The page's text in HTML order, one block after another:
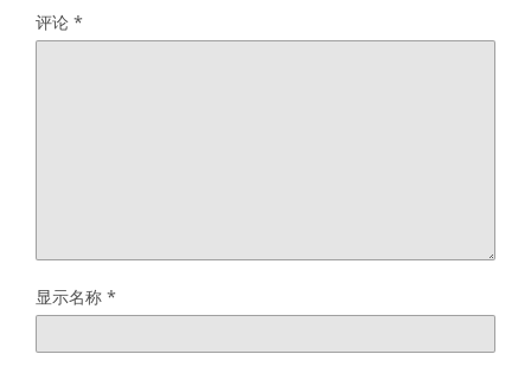
评论 *
显示名称 *